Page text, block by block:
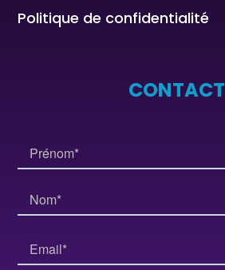
Politique de confidentialité
CONTACT